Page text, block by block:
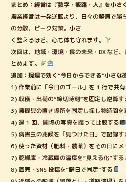
まとめ：経営は『数字・販路・人』を小さ
農業経営は一発逆転より、日々の整備で勝
の分散、ピーク対策。小さ
く整えるほど、心も体も守れます。
次回は、地域・環境・食の未来・DX など
とめます。
追加：現場で効く“今日からできる”小さな
1) 作業前に「今日のゴール」を 1 行で共有
2) 収穫・出荷の“締切時刻”を固定し逆算す
3) 農機具の置き場所を固定し探し物時間を
4) 週 1 回、圃場の写真を撮って比較する
5) 病害虫の兆候を「見つけた日」で記録す
6) 使った資材（肥料・農薬）をその日にメ
7) 乾燥庫・冷蔵庫の温度を“見える化”する
8) 直売・SNS 投稿を“曜日で固定”する